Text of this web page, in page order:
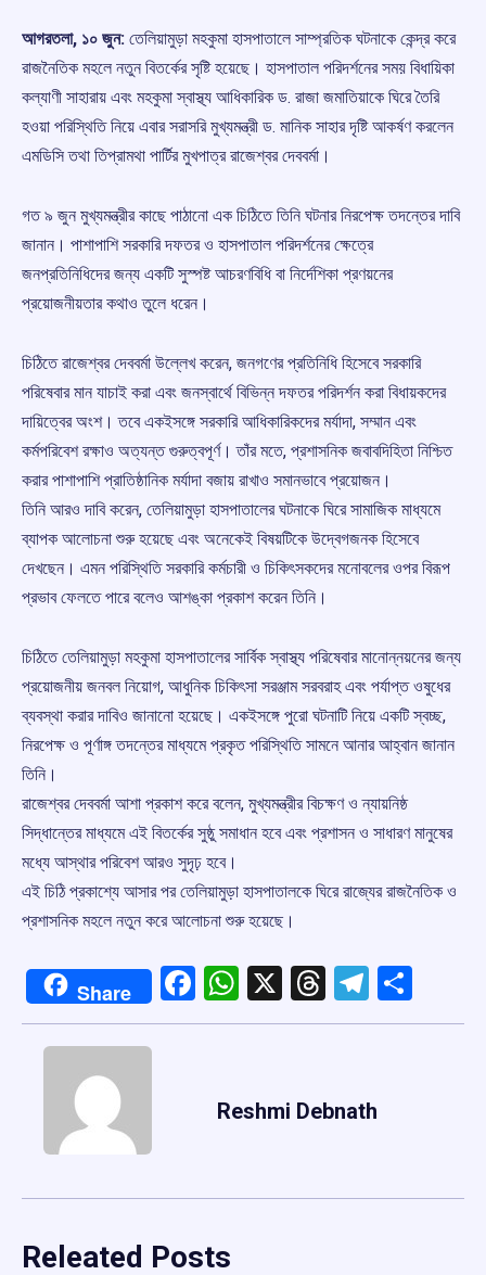
আগরতলা, ১০ জুন: তেলিয়ামুড়া মহকুমা হাসপাতালে সাম্প্রতিক ঘটনাকে কেন্দ্র করে
রাজনৈতিক মহলে নতুন বিতর্কের সৃষ্টি হয়েছে। হাসপাতাল পরিদর্শনের সময় বিধায়িকা
কল্যাণী সাহারায় এবং মহকুমা স্বাস্থ্য আধিকারিক ড. রাজা জমাতিয়াকে ঘিরে তৈরি
হওয়া পরিস্থিতি নিয়ে এবার সরাসরি মুখ্যমন্ত্রী ড. মানিক সাহার দৃষ্টি আকর্ষণ করলেন
এমডিসি তথা তিপ্রামথা পার্টির মুখপাত্র রাজেশ্বর দেববর্মা।
গত ৯ জুন মুখ্যমন্ত্রীর কাছে পাঠানো এক চিঠিতে তিনি ঘটনার নিরপেক্ষ তদন্তের দাবি
জানান। পাশাপাশি সরকারি দফতর ও হাসপাতাল পরিদর্শনের ক্ষেত্রে
জনপ্রতিনিধিদের জন্য একটি সুস্পষ্ট আচরণবিধি বা নির্দেশিকা প্রণয়নের
প্রয়োজনীয়তার কথাও তুলে ধরেন।
চিঠিতে রাজেশ্বর দেববর্মা উল্লেখ করেন, জনগণের প্রতিনিধি হিসেবে সরকারি
পরিষেবার মান যাচাই করা এবং জনস্বার্থে বিভিন্ন দফতর পরিদর্শন করা বিধায়কদের
দায়িত্বের অংশ। তবে একইসঙ্গে সরকারি আধিকারিকদের মর্যাদা, সম্মান এবং
কর্মপরিবেশ রক্ষাও অত্যন্ত গুরুত্বপূর্ণ। তাঁর মতে, প্রশাসনিক জবাবদিহিতা নিশ্চিত
করার পাশাপাশি প্রাতিষ্ঠানিক মর্যাদা বজায় রাখাও সমানভাবে প্রয়োজন।
তিনি আরও দাবি করেন, তেলিয়ামুড়া হাসপাতালের ঘটনাকে ঘিরে সামাজিক মাধ্যমে
ব্যাপক আলোচনা শুরু হয়েছে এবং অনেকেই বিষয়টিকে উদ্বেগজনক হিসেবে
দেখছেন। এমন পরিস্থিতি সরকারি কর্মচারী ও চিকিৎসকদের মনোবলের ওপর বিরূপ
প্রভাব ফেলতে পারে বলেও আশঙ্কা প্রকাশ করেন তিনি।
চিঠিতে তেলিয়ামুড়া মহকুমা হাসপাতালের সার্বিক স্বাস্থ্য পরিষেবার মানোন্নয়নের জন্য
প্রয়োজনীয় জনবল নিয়োগ, আধুনিক চিকিৎসা সরঞ্জাম সরবরাহ এবং পর্যাপ্ত ওষুধের
ব্যবস্থা করার দাবিও জানানো হয়েছে। একইসঙ্গে পুরো ঘটনাটি নিয়ে একটি স্বচ্ছ,
নিরপেক্ষ ও পূর্ণাঙ্গ তদন্তের মাধ্যমে প্রকৃত পরিস্থিতি সামনে আনার আহ্বান জানান
তিনি।
রাজেশ্বর দেববর্মা আশা প্রকাশ করে বলেন, মুখ্যমন্ত্রীর বিচক্ষণ ও ন্যায়নিষ্ঠ
সিদ্ধান্তের মাধ্যমে এই বিতর্কের সুষ্ঠু সমাধান হবে এবং প্রশাসন ও সাধারণ মানুষের
মধ্যে আস্থার পরিবেশ আরও সুদৃঢ় হবে।
এই চিঠি প্রকাশ্যে আসার পর তেলিয়ামুড়া হাসপাতালকে ঘিরে রাজ্যের রাজনৈতিক ও
প্রশাসনিক মহলে নতুন করে আলোচনা শুরু হয়েছে।
Share Facebook
WhatsApp
X Threads
Reshmi Debnath
Releated Posts